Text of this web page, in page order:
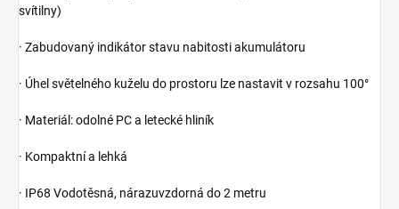
svítilny)
· Zabudovaný indikátor stavu nabitosti akumulátoru
· Úhel světelného kuželu do prostoru lze nastavit v rozsahu 100°
· Materiál: odolné PC a letecké hliník
· Kompaktní a lehká
· IP68 Vodotěsná, nárazuvzdorná do 2 metru